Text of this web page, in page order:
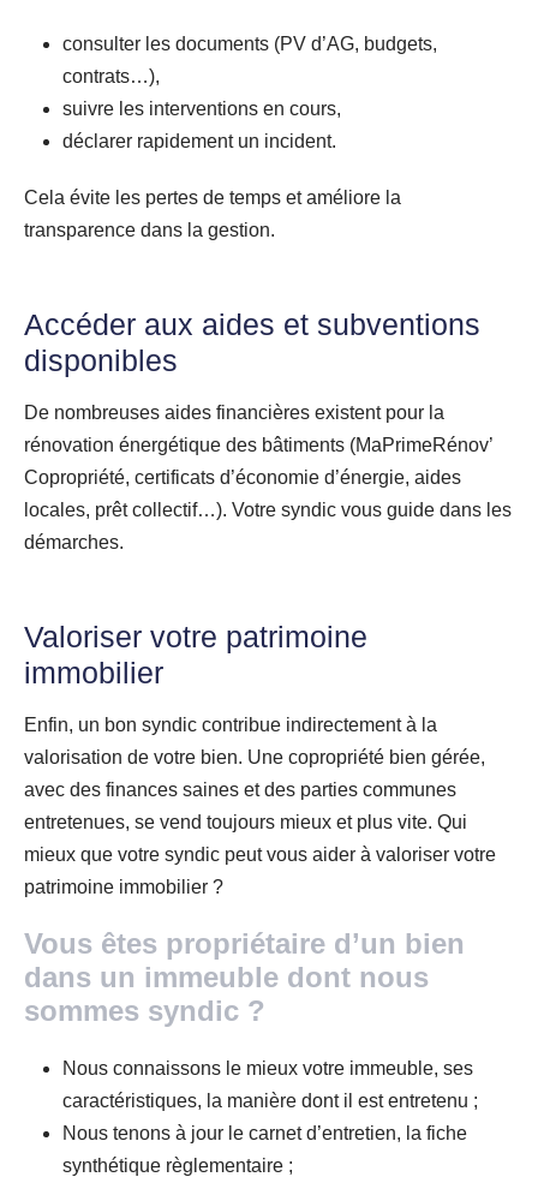
consulter les documents (PV d’AG, budgets,
contrats…),
suivre les interventions en cours,
déclarer rapidement un incident.
Cela évite les pertes de temps et améliore la
transparence dans la gestion.
Accéder aux aides et subventions
disponibles
De nombreuses aides financières existent pour la
rénovation énergétique des bâtiments (MaPrimeRénov’
Copropriété, certificats d’économie d’énergie, aides
locales, prêt collectif…). Votre syndic vous guide dans les
démarches.
Valoriser votre patrimoine
immobilier
Enfin, un bon syndic contribue indirectement à la
valorisation de votre bien. Une copropriété bien gérée,
avec des finances saines et des parties communes
entretenues, se vend toujours mieux et plus vite. Qui
mieux que votre syndic peut vous aider à valoriser votre
patrimoine immobilier ?
Vous êtes propriétaire d’un bien
dans un immeuble dont nous
sommes syndic ?
Nous connaissons le mieux votre immeuble, ses
caractéristiques, la manière dont il est entretenu ;
Nous tenons à jour le carnet d’entretien, la fiche
synthétique règlementaire ;